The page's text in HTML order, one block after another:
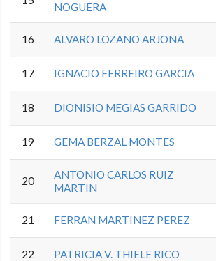
NOGUERA
16 ALVARO LOZANO ARJONA
17 IGNACIO FERREIRO GARCIA
18 DIONISIO MEGIAS GARRIDO
19 GEMA BERZAL MONTES
20
ANTONIO CARLOS RUIZ
MARTIN
21 FERRAN MARTINEZ PEREZ
22 PATRICIA V. THIELE RICO